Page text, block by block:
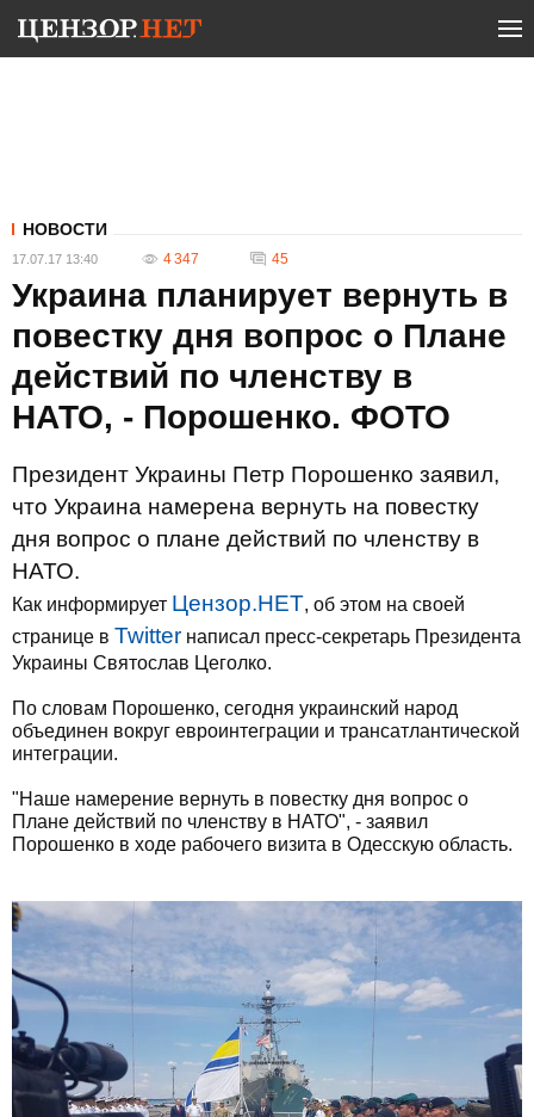
НОВОСТИ
17.07.17 13:40 4 347 45
Украина планирует вернуть в
повестку дня вопрос о Плане
действий по членству в
НАТО, - Порошенко. ФОТО
Президент Украины Петр Порошенко заявил,
что Украина намерена вернуть на повестку
дня вопрос о плане действий по членству в
НАТО.
Как информирует Цензор.НЕТ, об этом на своей
странице в Twitter написал пресс-секретарь Президента
Украины Святослав Цеголко.
По словам Порошенко, сегодня украинский народ
объединен вокруг евроинтеграции и трансатлантической
интеграции.
"Наше намерение вернуть в повестку дня вопрос о
Плане действий по членству в НАТО", - заявил
Порошенко в ходе рабочего визита в Одесскую область.